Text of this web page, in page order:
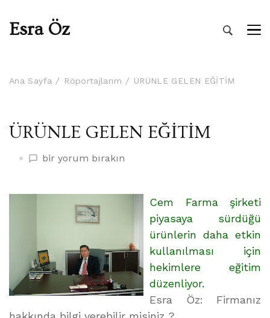
Esra Öz
Ana Sayfa Röportajlarım ÜRÜNLE GELEN EĞİTİM
ÜRÜNLE GELEN EĞİTİM
ÜRÜNLE
bir yorum bırakın
Cem Farma şirketi
piyasaya sürdüğü
ürünlerin daha etkin
kullanılması için
hekimlere eğitim
düzenliyor.
Esra Öz: Firmanız